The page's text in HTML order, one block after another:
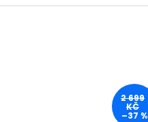
2 699
KČ
–37 %